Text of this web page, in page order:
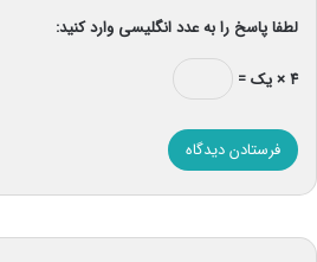
لطفا پاسخ را به عدد انگلیسی وارد کنید:
۴ × یک =